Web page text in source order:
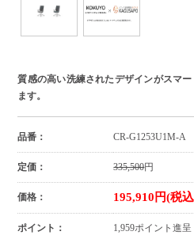
質感の高い洗練されたデザインがスマ
ます。
品番： CR-G1253U1M-A
定価： 335,500円
価格： 195,910円(税
ポイント： 1,959ポイント進呈